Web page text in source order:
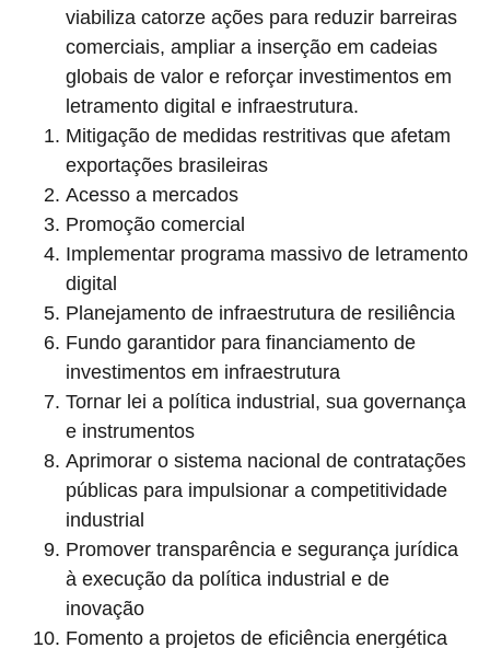
viabiliza catorze ações para reduzir barreiras
comerciais, ampliar a inserção em cadeias
globais de valor e reforçar investimentos em
letramento digital e infraestrutura.
Mitigação de medidas restritivas que afetam
exportações brasileiras
Acesso a mercados
Promoção comercial
Implementar programa massivo de letramento
digital
Planejamento de infraestrutura de resiliência
Fundo garantidor para financiamento de
investimentos em infraestrutura
Tornar lei a política industrial, sua governança
e instrumentos
Aprimorar o sistema nacional de contratações
públicas para impulsionar a competitividade
industrial
Promover transparência e segurança jurídica
à execução da política industrial e de
inovação
Fomento a projetos de eficiência energética